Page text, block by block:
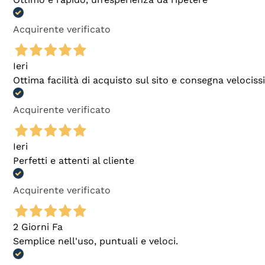
Acquirente verificato
Ieri
Ottima facilità di acquisto sul sito e consegna
Acquirente verificato
Ieri
Perfetti e attenti al cliente
Acquirente verificato
2 Giorni Fa
Semplice nell'uso, puntuali e veloci.